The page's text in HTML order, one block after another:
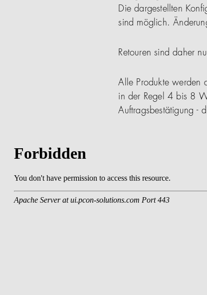
Die dargestellten
sind möglich.
Retouren sind daher
Alle Produkte werden
in der Regel 4 bis 8
Auftragsbestätigung -